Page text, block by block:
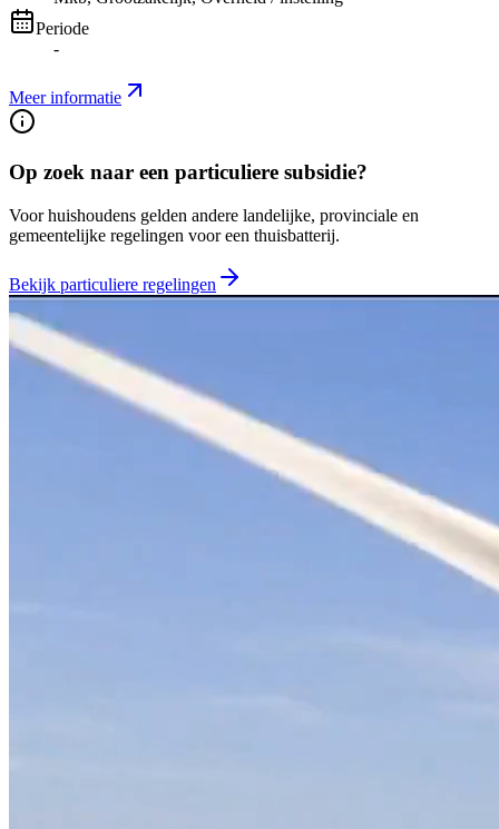
Periode
-
Meer informatie
Op zoek naar een particuliere subsidie?
Voor huishoudens gelden andere landelijke, provinciale en
gemeentelijke regelingen voor een thuisbatterij.
Bekijk particuliere regelingen